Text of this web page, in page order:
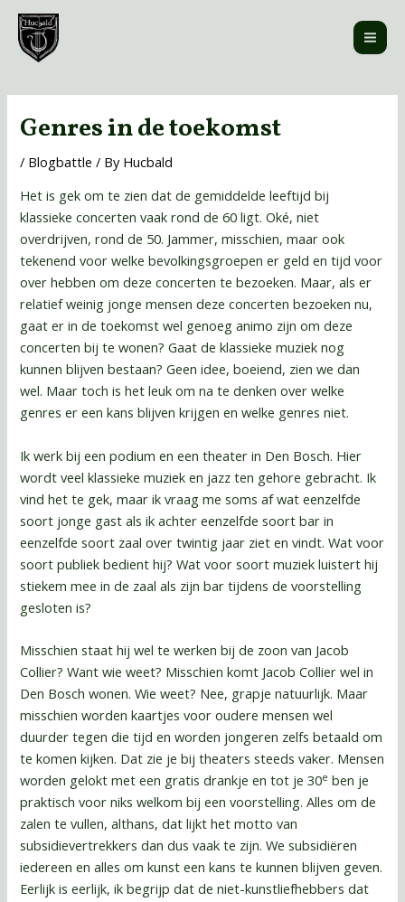
Skip
content
Genres in de toekomst
/ Blogbattle / By Hucbald
Het is gek om te zien dat de gemiddelde leeftijd bij
klassieke concerten vaak rond de 60 ligt. Oké, niet
overdrijven, rond de 50. Jammer, misschien, maar ook
tekenend voor welke bevolkingsgroepen er geld en tijd voor
over hebben om deze concerten te bezoeken. Maar, als er
relatief weinig jonge mensen deze concerten bezoeken nu,
gaat er in de toekomst wel genoeg animo zijn om deze
concerten bij te wonen? Gaat de klassieke muziek nog
kunnen blijven bestaan? Geen idee, boeiend, zien we dan
wel. Maar toch is het leuk om na te denken over welke
genres er een kans blijven krijgen en welke genres niet.
Ik werk bij een podium en een theater in Den Bosch. Hier
wordt veel klassieke muziek en jazz ten gehore gebracht. Ik
vind het te gek, maar ik vraag me soms af wat eenzelfde
soort jonge gast als ik achter eenzelfde soort bar in
eenzelfde soort zaal over twintig jaar ziet en vindt. Wat voor
soort publiek bedient hij? Wat voor soort muziek luistert hij
stiekem mee in de zaal als zijn bar tijdens de voorstelling
gesloten is?
Misschien staat hij wel te werken bij de zoon van Jacob
Collier? Want wie weet? Misschien komt Jacob Collier wel in
Den Bosch wonen. Wie weet? Nee, grapje natuurlijk. Maar
misschien worden kaartjes voor oudere mensen wel
duurder tegen die tijd en worden jongeren zelfs betaald om
te komen kijken. Dat zie je bij theaters steeds vaker. Mensen
worden gelokt met een gratis drankje en tot je 30e ben je
praktisch voor niks welkom bij een voorstelling. Alles om de
zalen te vullen, althans, dat lijkt het motto van
subsidievertrekkers dan dus vaak te zijn. We subsidiëren
iedereen en alles om kunst een kans te kunnen blijven geven.
Eerlijk is eerlijk, ik begrijp dat de niet-kunstliefhebbers dat